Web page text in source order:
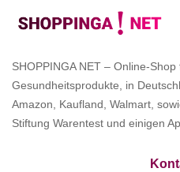
SHOPPINGA NET – Online-
Gesundheitsprodukte, in
Amazon, Kaufland, Walmart,
Stiftung Warentest und einigen